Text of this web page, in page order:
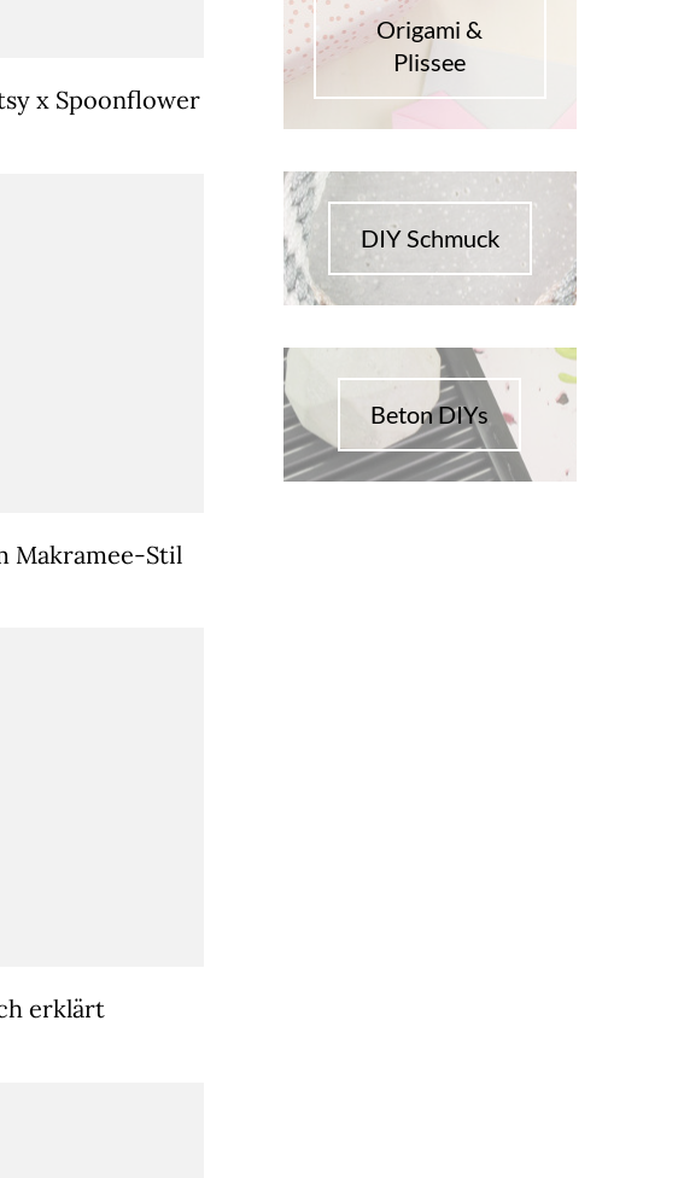
x Spoonflower
Makramee-Stil
erklärt
Origami &
Plissee
DIY Schmuck
Beton DIYs